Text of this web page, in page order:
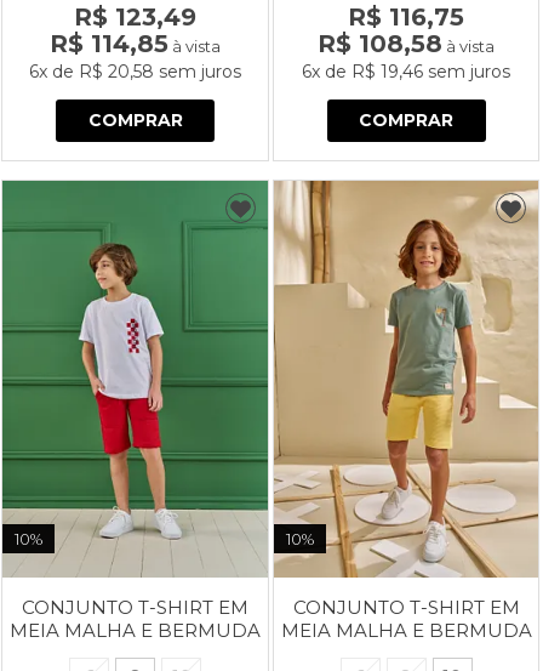
R$ 123,49
R$ 114,85 à vista
6x de R$ 20,58 sem juros
COMPRAR
R$ 116,75
R$ 108,58 à vista
6x de R$ 19,46 sem juros
COMPRAR
10%
CONJUNTO T-SHIRT EM
MEIA MALHA E BERMUDA
EM MALHA WAFFLE
10%
CONJUNTO T-SHIRT EM
MEIA MALHA E BERMUDA
EM JACQUARD ONDULÊ